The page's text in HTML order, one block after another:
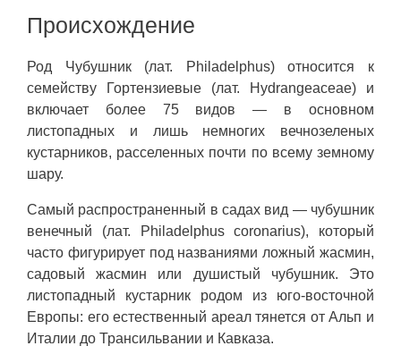
Происхождение
Род Чубушник (лат. Philadelphus) относится к
семейству Гортензиевые (лат. Hydrangeaceae) и
включает более 75 видов — в основном
листопадных и лишь немногих вечнозеленых
кустарников, расселенных почти по всему земному
шару.
Самый распространенный в садах вид — чубушник
венечный (лат. Philadelphus coronarius), который
часто фигурирует под названиями ложный жасмин,
садовый жасмин или душистый чубушник. Это
листопадный кустарник родом из юго-восточной
Европы: его естественный ареал тянется от Альп и
Италии до Трансильвании и Кавказа.